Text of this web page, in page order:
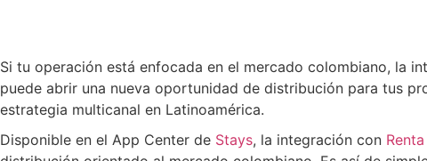
Si tu operación está enfocada en el mercado colombiano, la
puede abrir una nueva oportunidad de distribución para tus
estrategia multicanal en Latinoamérica.
Disponible en el App Center de Stays, la integración con